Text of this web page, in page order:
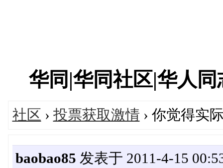
华同|华同社区|华人
社区 › 投票获取激情 › 你觉得实
baobao85 发表于 2011-4-15